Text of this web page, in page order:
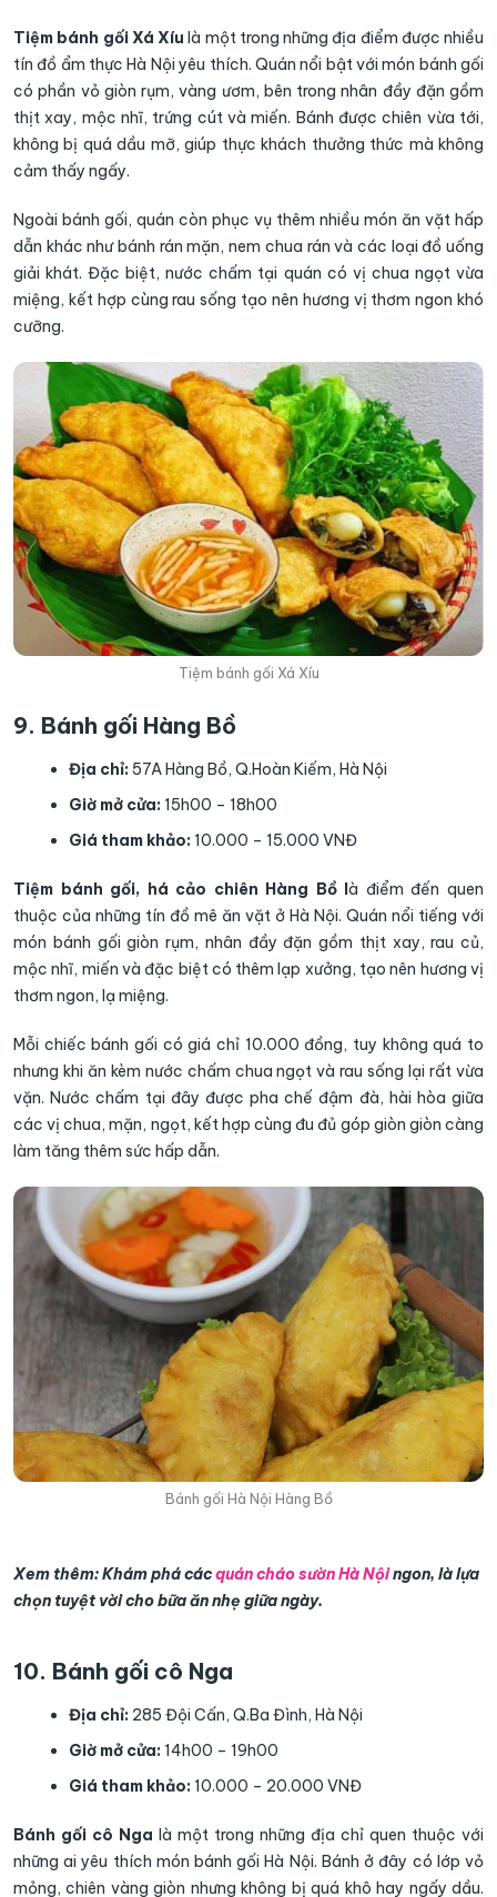
Tiệm bánh gối Xá Xíulà một trong những địa điểm được nhiều
tín đồ ẩm thực Hà Nội yêu thích. Quán nổi bật với món bánh gối
có phần vỏ giòn rụm, vàng ươm, bên trong nhân đầy đặn gồm
thịt xay, mộc nhĩ, trứng cút và miến. Bánh được chiên vừa tới,
không bị quá dầu mỡ, giúp thực khách thưởng thức mà không
cảm thấy ngấy.
Ngoài bánh gối, quán còn phục vụ thêm nhiều món ăn vặt hấp
dẫn khác như bánh rán mặn, nem chua rán và các loại đồ uống
giải khát. Đặc biệt, nước chấm tại quán có vị chua ngọt vừa
miệng, kết hợp cùng rau sống tạo nên hương vị thơm ngon khó
cưỡng.
Tiệm bánh gối Xá Xíu
9. Bánh gối Hàng Bồ
Địa chỉ: 57A Hàng Bồ, Q.Hoàn Kiếm, Hà Nội
Giờ mở cửa: 15h00 – 18h00
Giá tham khảo: 10.000 – 15.000 VNĐ
Tiệm bánh gối, há cảo chiên Hàng Bồ là điểm đến quen
thuộc của những tín đồ mê ăn vặt ở Hà Nội. Quán nổi tiếng với
món bánh gối giòn rụm, nhân đầy đặn gồm thịt xay, rau củ,
mộc nhĩ, miến và đặc biệt có thêm lạp xưởng, tạo nên hương vị
thơm ngon, lạ miệng.
Mỗi chiếc bánh gối có giá chỉ 10.000 đồng, tuy không quá to
nhưng khi ăn kèm nước chấm chua ngọt và rau sống lại rất vừa
vặn. Nước chấm tại đây được pha chế đậm đà, hài hòa giữa
các vị chua, mặn, ngọt, kết hợp cùng đu đủ góp giòn giòn càng
làm tăng thêm sức hấp dẫn.
Bánh gối Hà Nội Hàng Bồ
Xem thêm: Khám phá cácquán cháo sườn Hà Nộingon, là lựa
chọn tuyệt vời cho bữa ăn nhẹ giữa ngày.
10. Bánh gối cô Nga
Địa chỉ: 285 Đội Cấn, Q.Ba Đình, Hà Nội
Giờ mở cửa: 14h00 – 19h00
Giá tham khảo: 10.000 – 20.000 VNĐ
Bánh gối cô Nga là một trong những địa chỉ quen thuộc với
những ai yêu thích món bánh gối Hà Nội. Bánh ở đây có lớp vỏ
mỏng, chiên vàng giòn nhưng không bị quá khô hay ngấy dầu.